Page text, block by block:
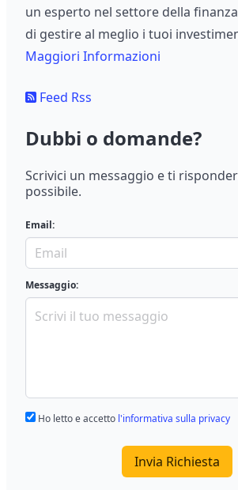
un esperto nel settore della
di gestire al meglio i tuoi
Maggiori Informazioni
Feed Rss
Dubbi o domande?
Scrivici un messaggio e ti
possibile.
Email:
Messaggio:
Ho letto e accetto l'informativa sulla privacy
Invia Richiesta